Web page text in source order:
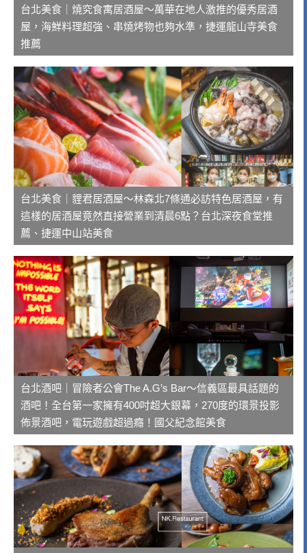
台北美食｜燒究食寓居酒屋～萬華在地人激推的優秀居酒
屋，海鮮料理超強、串燒烤物也夠水準，捷運龍山寺美食
推薦
台北美食｜貍君居酒屋～林森北7條通必訪特色居酒屋，有
這樣的居酒屋竟然直接營業到清晨6點？台北深夜食堂推
薦、捷運中山站美食
台北酒吧｜冒險者公會The A.G’s Bar～信義區最具話題的
酒吧！全台第一家擁有400吋超大銀幕，270度的環景投影
佈景酒吧，電玩遊戲超過癮！國父紀念館美食